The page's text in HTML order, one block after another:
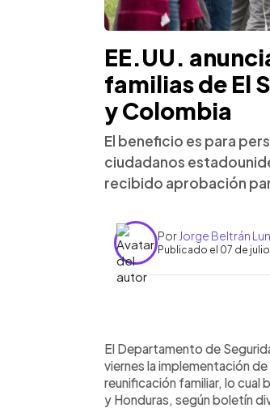
EE.UU.
familias de El
y Colombia
El beneficio es para
ciudadanos
recibido aprobación
Por Jorge Beltrán
Publicado el 07 de
► Escuchar
El Departamento de
viernes la implementación
reunificación familiar, lo cual
y Honduras, según boletín